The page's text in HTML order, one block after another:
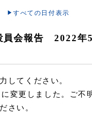
すべての日付表示
員会報告 2022年5
してください。
変更しました。ご不
さい。